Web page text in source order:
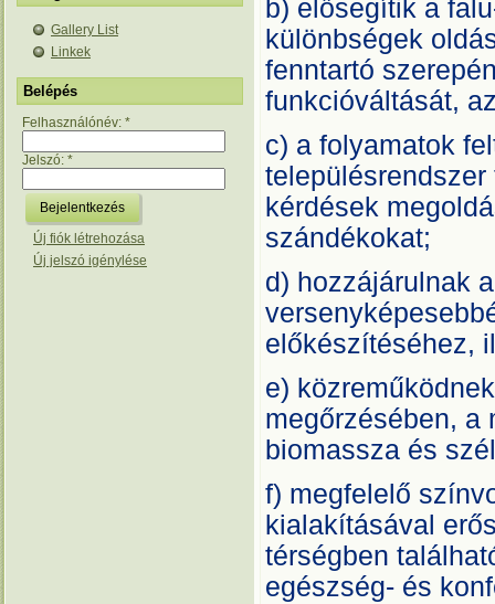
Gallery List
Linkek
Belépés
Felhasználónév: *
Jelszó: *
Új fiók létrehozása
Új jelszó igénylése
b) elősegítik a
különbségek
fenntartó
funkcióváltását,
c) a folyamatok
kérdések
szándékokat;
d) hozzájárulnak
előkészítéséhez,
e)
megőrzésében, a
biomassza és
f) megfelelő
kialakításával
térségben
egészség- és